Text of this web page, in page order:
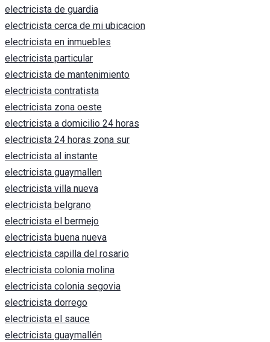
electricista de guardia
electricista cerca de mi ubicacion
electricista en inmuebles
electricista particular
electricista de mantenimiento
electricista contratista
electricista zona oeste
electricista a domicilio 24 horas
electricista 24 horas zona sur
electricista al instante
electricista guaymallen
electricista villa nueva
electricista belgrano
electricista el bermejo
electricista buena nueva
electricista capilla del rosario
electricista colonia molina
electricista colonia segovia
electricista dorrego
electricista el sauce
electricista guaymallén